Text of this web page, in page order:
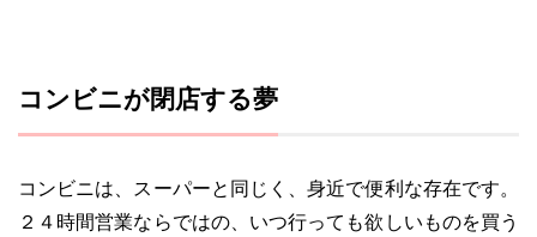
コンビニが閉店する夢
コンビニは、スーパーと同じく、身近で便利な存在です。
２４時間営業ならではの、いつ行っても欲しいものを買う